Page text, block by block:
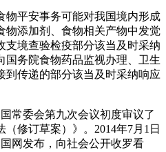
平安事务可能对我国境内形成
物添加剂、食物相关产物中发觉
支境查验检疫部分该当及时采纳
国务院食物药品监视办理、卫生
到传递的部分该当及时采纳响应
委会第九次会议初度审议了
（修订草案）》。2014年7月1日
网发布，向社会公开收罗看